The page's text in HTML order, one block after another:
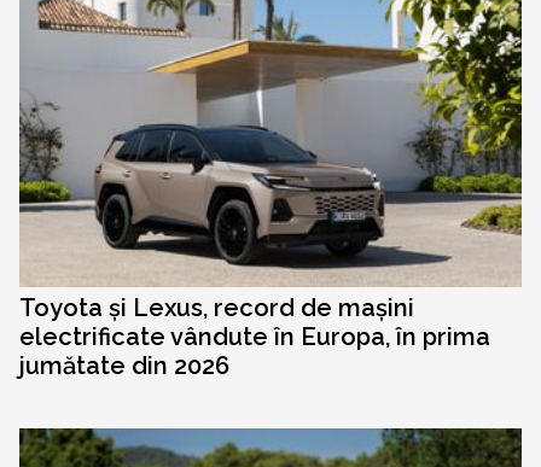
Toyota și Lexus, record de mașini
electrificate vândute în Europa, în prima
jumătate din 2026